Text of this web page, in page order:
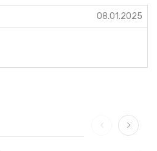
(кокосова олія,
08.01.2025